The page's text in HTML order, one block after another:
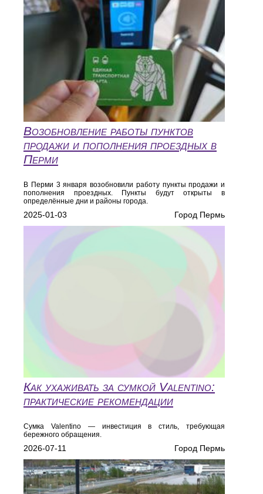
Возобновление работы пунктов
продажи и пополнения проездных в
Перми
В Перми 3 января возобновили работу пункты продажи и
пополнения проездных. Пункты будут открыты в
определённые дни и районы города.
2025-01-03 Город Пермь
Как ухаживать за сумкой Valentino:
практические рекомендации
Сумка Valentino — инвестиция в стиль, требующая
бережного обращения.
2026-07-11 Город Пермь